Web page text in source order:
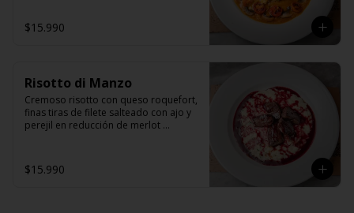
$15.990
Risotto di Manzo
Cremoso risotto con queso roquefort,
finas tiras de filete salteado con ajo y
perejil en reducción de merlot
$15.990